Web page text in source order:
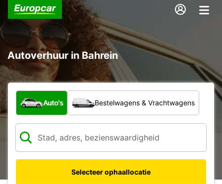
Autoverhuur in Bahrein
Welk type voertuig?
Auto's Bestelwagens & Vrachtwagens
Selecteer ophaallocatie